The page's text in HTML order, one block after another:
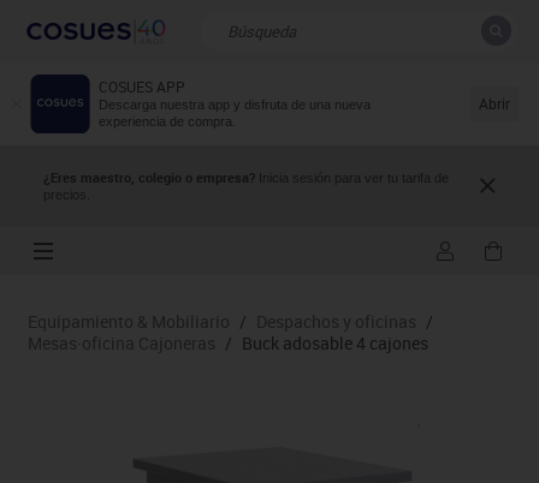
COSUES APP
Descarga nuestra app y disfruta de una nueva
experiencia de compra.
Abrir
¿Eres maestro, colegio o empresa? Inicia sesión para ver tu tarifa de
precios.
Resultados de la búsqueda
Equipamiento & Mobiliario / Despachos y oficinas /
Mesas·oficina Cajoneras / Buck adosable 4 cajones